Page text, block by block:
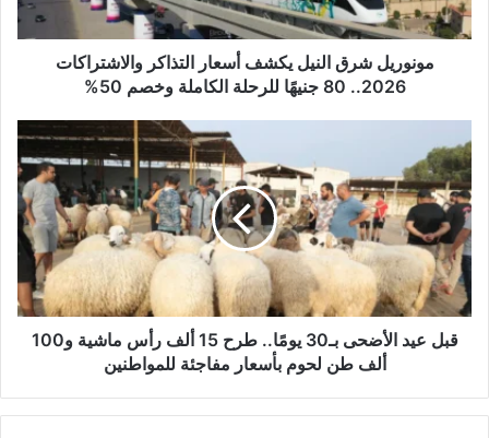
ت
ر
مونوريل شرق النيل يكشف أسعار التذاكر والاشتراكات
2026.. 80 جنيهًا للرحلة الكاملة وخصم 50%
قبل عيد الأضحى بـ30 يومًا.. طرح 15 ألف رأس ماشية و100
ألف طن لحوم بأسعار مفاجئة للمواطنين